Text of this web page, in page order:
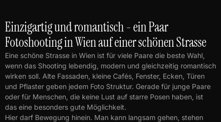
Einzigartig und romantisch - ein Paar
Fotoshooting in Wien auf einer schönen Strasse
Eine schöne Strasse in Wien ist für viele Paare die beste Wahl,
wenn das Shooting lebendig, modern und gleichzeitig romantisch
wirken soll. Alte Fassaden, kleine Cafés, Fenster, Ecken, Türen
und Pflaster geben jedem Foto Struktur. Gerade für junge Paare
oder für Menschen, die keine Lust auf starre Posen haben, ist
das eine besonders gute Möglichkeit.
Hier darf Bewegung hinein. Man kann langsam gehen, stehen